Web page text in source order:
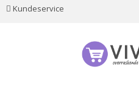
Kundeservice